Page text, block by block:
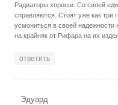
Радиаторы хороши. Со своей
справляются. Стоят уже как три
усмониться в своей надежности
на крайняк от Рифара на их
ответить
Эдуард